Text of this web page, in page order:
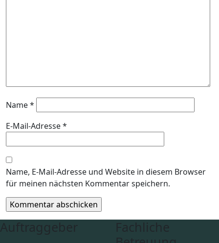
Name*
E-Mail-Adresse*
Name, E-Mail-Adresse und Website in diesem Browser
für meinen nächsten Kommentar speichern.